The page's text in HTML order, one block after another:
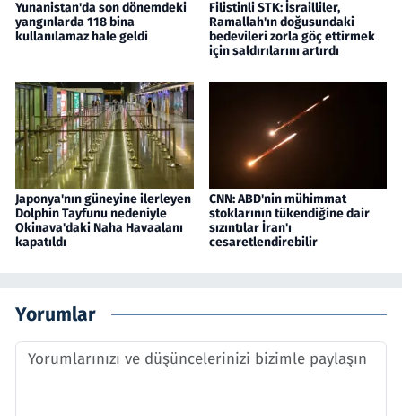
Yunanistan'da son dönemdeki
yangınlarda 118 bina
kullanılamaz hale geldi
Filistinli STK: İsrailliler,
Ramallah'ın doğusundaki
bedevileri zorla göç ettirmek
için saldırılarını artırdı
Japonya'nın güneyine ilerleyen
Dolphin Tayfunu nedeniyle
Okinava'daki Naha Havaalanı
kapatıldı
CNN: ABD'nin mühimmat
stoklarının tükendiğine dair
sızıntılar İran'ı
cesaretlendirebilir
Yorumlar